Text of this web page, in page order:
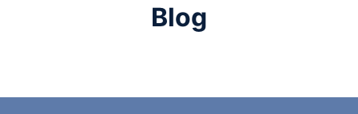
Blog